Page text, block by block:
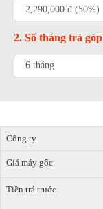
2. Số tháng trả góp
Công ty
Giá máy gốc
Tiền trả trước